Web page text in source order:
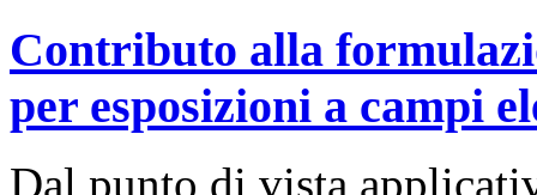
Contributo alla
per esposizioni a campi
Dal punto di vista